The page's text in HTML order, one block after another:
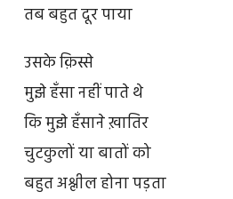
तब बहुत दूर पाया
उसके क़िस्से
मुझे हँसा नहीं पाते थे
कि मुझे हँसाने ख़ातिर
चुटकुलों या बातों को
बहुत अश्लील होना पड़ता